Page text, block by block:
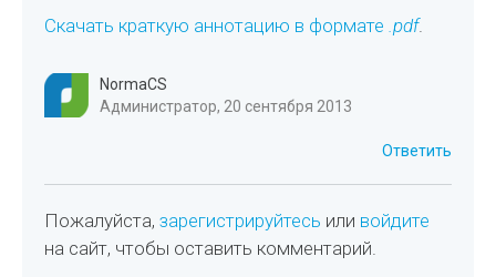
Скачать краткую аннотацию в формате.pdf.
NormaCS
Администратор, 20 сентября 2013
Ответить
Пожалуйста,зарегистрируйтесь или войдите
на сайт, чтобы оставить комментарий.